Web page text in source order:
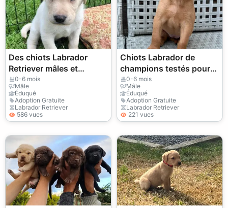
Des chiots Labrador
Retriever mâles et
femelles sont offerts en
cadeau.
0-6 mois
Mâle
Éduqué
Adoption Gratuite
Labrador Retriever
586 vues
Chiots Labrador de
champions testés pour
leur santé
0-6 mois
Mâle
Éduqué
Adoption Gratuite
Labrador Retriever
221 vues